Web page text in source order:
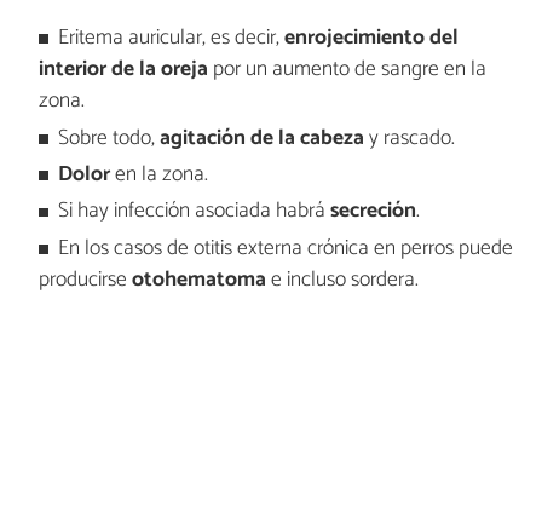
Eritema auricular, es decir,enrojecimiento del
interior de la oreja por un aumento de sangre en la
zona.
Sobre todo,agitación de la cabezay rascado.
Doloren la zona.
Si hay infección asociada habrásecreción.
En los casos de otitis externa crónica en perros puede
producirseotohematomae incluso sordera.